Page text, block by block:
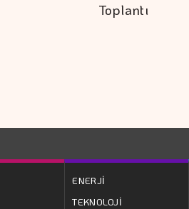
Toplantı
ENERJİ
TEKNOLOJİ